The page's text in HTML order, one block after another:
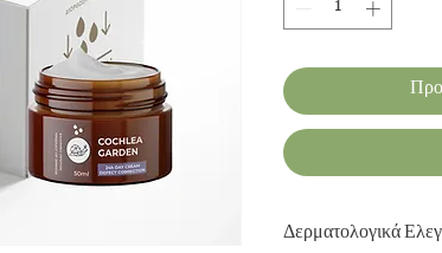
Δερματολογικά